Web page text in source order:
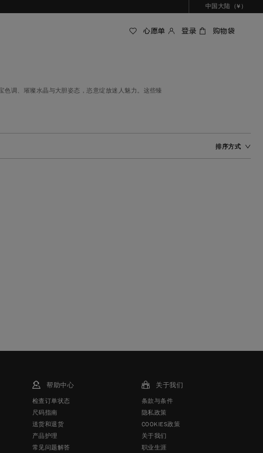
中国大陆（¥）
心愿单 登录 购物袋
调、璀璨水晶与大胆姿态，恣意绽放迷人魅力。这些臻
排序方式
帮助中心
检查订单状态
尺码指南
送货和退货
产品护理
常见问题解答
关于我们
条款与条件
隐私政策
COOKIES政策
关于我们
职业生涯